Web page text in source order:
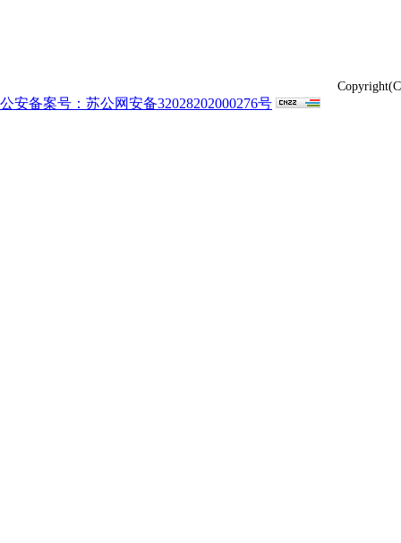
公安备案号：苏公网安备32028202000276号